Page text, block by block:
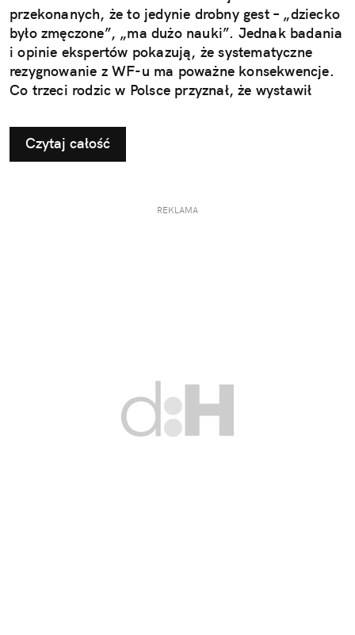
przekonanych, że to jedynie drobny gest – „dziecko
było zmęczone”, „ma dużo nauki”. Jednak badania
i opinie ekspertów pokazują, że systematyczne
rezygnowanie z WF-u ma poważne konsekwencje.
Co trzeci rodzic w Polsce przyznał, że wystawił
ruchowych. Ta pozornie niewinna decyzja w
dłuższej perspektywie odbiera najmłodszym szansę
na prawidłowy rozwój i budowanie odporności, a
ujawniają się dopiero w dorosłym życiu.
Czytaj całość
REKLAMA